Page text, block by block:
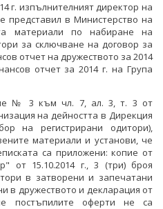
г. изпълнителният директор на
представил в Министерство на
материали по набиране на
за сключване на договор за
отчет на дружеството за 2014
отчет за 2014 г. на Група
№ 3 към чл. 7, ал. 3, т. 3 от
на дейността в Дирекция
на регистрирани одитори),
материали и установи, че
са приложени: копие от
от 15.10.2014 г., 3 (три) броя
в затворени и запечатани
в дружеството и декларация от
постъпилите оферти не са